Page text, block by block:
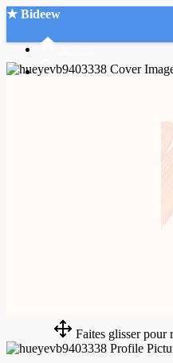
★ Bideew
Faites glisser pour